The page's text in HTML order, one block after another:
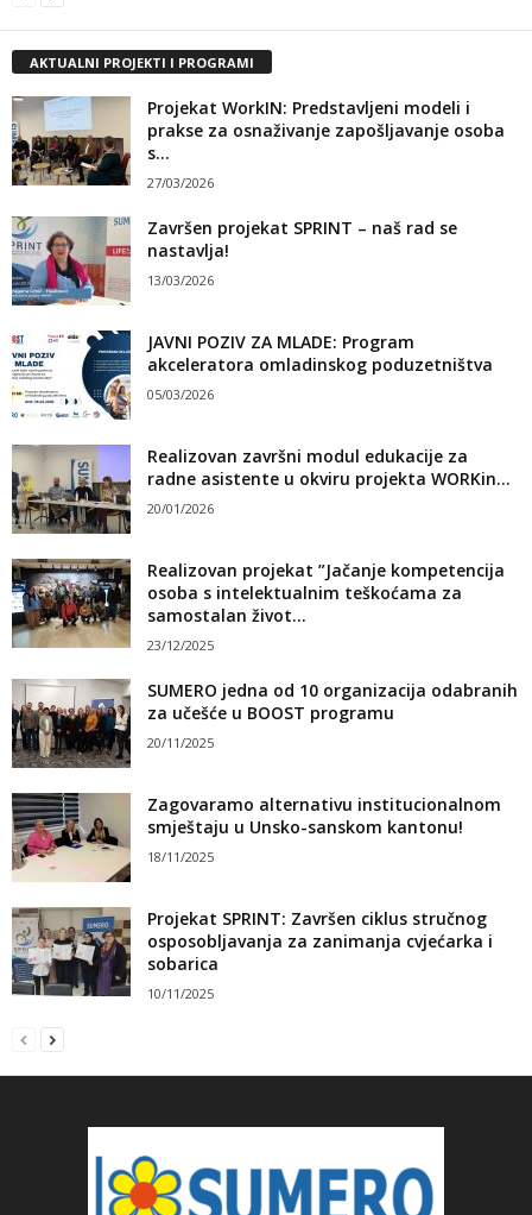
AKTUALNI PROJEKTI I PROGRAMI
Projekat WorkIN: Predstavljeni modeli i
prakse za osnaživanje zapošljavanje osoba
s...
27/03/2026
Završen projekat SPRINT – naš rad se
nastavlja!
13/03/2026
JAVNI POZIV ZA MLADE: Program
akceleratora omladinskog poduzetništva
05/03/2026
Realizovan završni modul edukacije za
radne asistente u okviru projekta WORKin...
20/01/2026
Realizovan projekat ”Jačanje kompetencija
osoba s intelektualnim teškoćama za
samostalan život...
23/12/2025
SUMERO jedna od 10 organizacija odabranih
za učešće u BOOST programu
20/11/2025
Zagovaramo alternativu institucionalnom
smještaju u Unsko-sanskom kantonu!
18/11/2025
Projekat SPRINT: Završen ciklus stručnog
osposobljavanja za zanimanja cvjećarka i
sobarica
10/11/2025